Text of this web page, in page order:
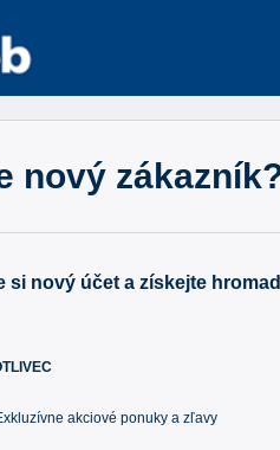
nový
si nový účet a získejte
akciové ponuky a zľavy